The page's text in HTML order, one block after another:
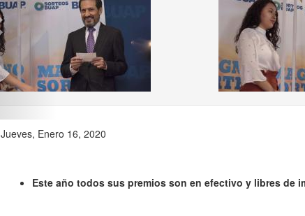
Jueves, Enero 16, 2020
Este año todos sus premios son en efectivo y libres de